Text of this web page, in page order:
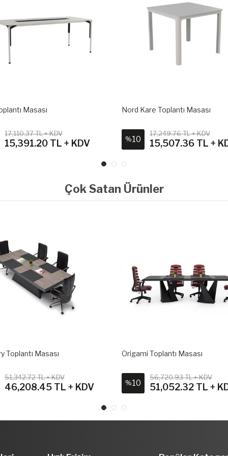
Toplantı Masası
17,249.76 TL + KDV
15,507.36 TL + KDV
Nord Toplantı Masası
%10
20,885.57 TL + KDV
18,817.92 TL +
Çok Satan Ürünler
Toplantı Masası
56,720.93 TL + KDV
51,052.32 TL + KDV
Nord Toplantı Masası
%10
20,885.57 TL + KDV
18,817.92 TL +